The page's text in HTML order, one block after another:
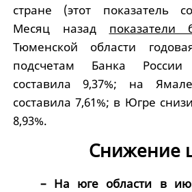
стране (этот показатель
Месяц назад показатели
Тюменской области
подсчетам Банка
составила 9,37%; на
составила 7,61%; в Югре
8,93%.
Снижение
– На юге области в